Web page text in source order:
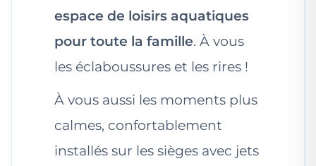
espace de loisirs aquatiques
pour toute la famille. À vous
les éclaboussures et les rires !
À vous aussi les moments plus
calmes, confortablement
installés sur les sièges avec jets